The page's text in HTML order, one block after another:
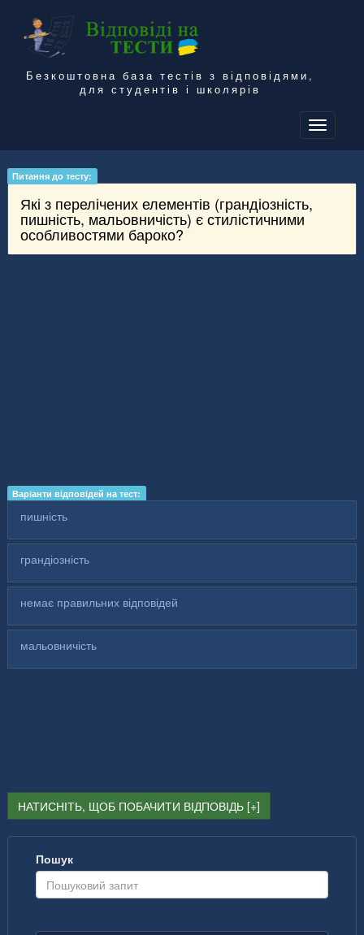
Безкоштовна база тестів з відповідями,
для студентів і школярів
Питання до тесту:
Які з перелічених елементів (грандіозність,
пишність, мальовничість) є стилістичними
особливостями бароко?
Варіанти відповідей на тест:
пишність
грандіозність
немає правильних відповідей
мальовничість
НАТИСНІТЬ, ЩОБ ПОБАЧИТИ ВІДПОВІДЬ
Пошук